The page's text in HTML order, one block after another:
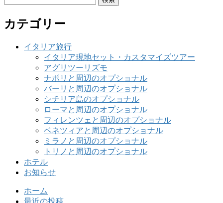
カテゴリー
イタリア旅行
イタリア現地セット・カスタマイズツアー
アグリツーリズモ
ナポリと周辺のオプショナル
バーリと周辺のオプショナル
シチリア島のオプショナル
ローマと周辺のオプショナル
フィレンツェと周辺のオプショナル
ベネツィアと周辺のオプショナル
ミラノと周辺のオプショナル
トリノと周辺のオプショナル
ホテル
お知らせ
ホーム
最近の投稿